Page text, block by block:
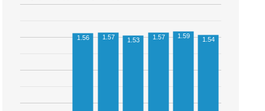
1.56 1.57 1.53 1.57 1.59 1.54